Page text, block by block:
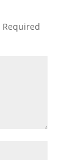
Required